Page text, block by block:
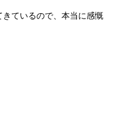
ているので、本当に感慨